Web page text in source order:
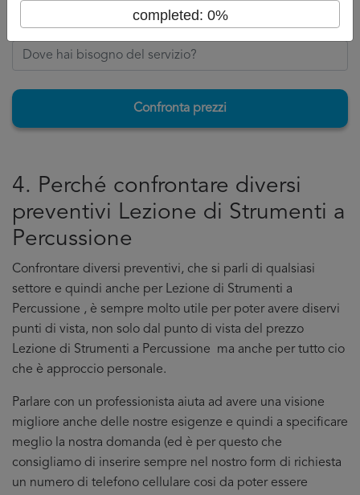
Confronta prezzi
4. Perché confrontare diversi
preventivi Lezione di Strumenti a
Percussione
Confrontare diversi preventivi, che si parli di qualsiasi
settore e quindi anche per Lezione di Strumenti a
Percussione , è sempre molto utile per poter avere diservi
punti di vista, non solo dal punto di vista del prezzo
Lezione di Strumenti a Percussione ma anche per tutto cio
che è approccio personale.
Parlare con un professionista aiuta ad avere una visione
migliore anche delle nostre esigenze e quindi a specificare
meglio la nostra domanda (ed è per questo che
consigliamo di inserire sempre nel nostro form di richiesta
un numero di telefono cellulare cosi da poter essere
completed: 0%